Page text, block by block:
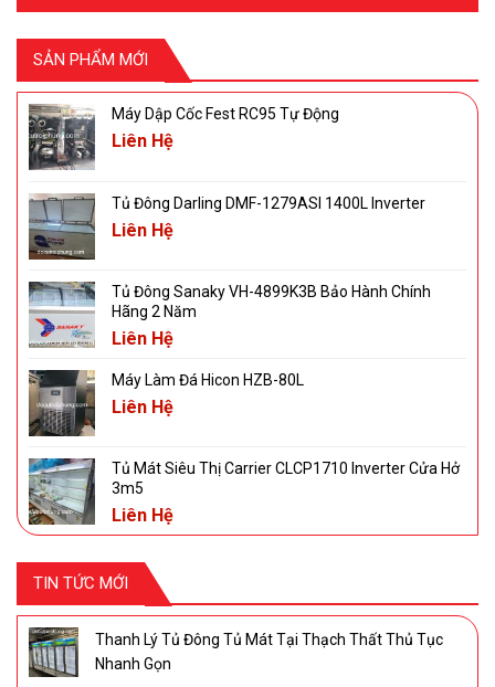
SẢN PHẨM MỚI
Máy Dập Cốc Fest RC95 Tự Động
Liên Hệ
Tủ Đông Darling DMF-1279ASI 1400L Inverter
Liên Hệ
Tủ Đông Sanaky VH-4899K3B Bảo Hành Chính
Hãng 2 Năm
Liên Hệ
Máy Làm Đá Hicon HZB-80L
Liên Hệ
Tủ Mát Siêu Thị Carrier CLCP1710 Inverter Cửa Hở
3m5
Liên Hệ
TIN TỨC MỚI
Thanh Lý Tủ Đông Tủ Mát Tại Thạch Thất Thủ Tục
Nhanh Gọn